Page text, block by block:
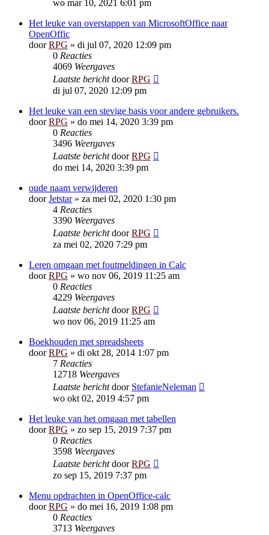
wo mar 10, 2021 6:01 pm
Het leuke van overstappen van MicrosoftOffice naar
OpenOffic
doorRPG » di jul 07, 2020 12:09 pm
0 Reacties
4069 Weergaves
Laatste berichtdoorRPG
di jul 07, 2020 12:09 pm
Het leuke van een stevige basis voor andere gebruikers.
doorRPG » do mei 14, 2020 3:39 pm
0 Reacties
3496 Weergaves
Laatste berichtdoorRPG
do mei 14, 2020 3:39 pm
oude naam verwijderen
doorJetstar» za mei 02, 2020 1:30 pm
4 Reacties
3390 Weergaves
Laatste berichtdoorRPG
za mei 02, 2020 7:29 pm
Leren omgaan met foutmeldingen in Calc
doorRPG » wo nov 06, 2019 11:25 am
0 Reacties
4229 Weergaves
Laatste berichtdoorRPG
wo nov 06, 2019 11:25 am
Boekhouden met spreadsheets
doorRPG » di okt 28, 2014 1:07 pm
7 Reacties
12718 Weergaves
Laatste berichtdoor StefanieNeleman
wo okt 02, 2019 4:57 pm
Het leuke van het omgaan met tabellen
doorRPG » zo sep 15, 2019 7:37 pm
0 Reacties
3598 Weergaves
Laatste berichtdoorRPG
zo sep 15, 2019 7:37 pm
Menu opdrachten in OpenOffice-calc
doorRPG » do mei 16, 2019 1:08 pm
0 Reacties
3713 Weergaves